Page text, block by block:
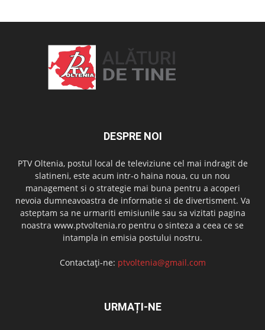
DESPRE NOI
PTV Oltenia, postul local de televiziune cel mai indragit de
slatineni, este acum intr-o haina noua, cu un nou
management si o strategie mai buna pentru a acoperi
nevoia dumneavoastra de informatie si de divertisment. Va
asteptam sa ne urmariti emisiunile sau sa vizitati pagina
noastra www.ptvoltenia.ro pentru o sinteza a ceea ce se
intampla in emisia postului nostru.
Contactați-ne: ptvoltenia@gmail.com
URMAȚI-NE